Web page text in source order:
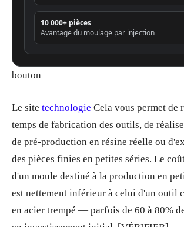
10 000+ pièces
Avantage du moulage par injection
bouton
Le site technologie Cela vous permet de
temps de fabrication des outils, de
de pré-production en résine réelle ou
des pièces finies en petites séries. Le
d'un moule destiné à la production en
est nettement inférieur à celui d'un outil
en acier trempé — parfois de 60 à 80%